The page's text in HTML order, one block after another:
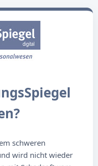
schweren
wird nicht wieder